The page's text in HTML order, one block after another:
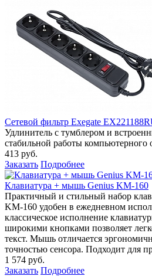
Сетевой фильтр Exegate
Удлинитель с тумблером и
стабильной работы компьютерного
413 руб.
Заказать Подробнее
Клавиатура + мышь Genius KM-160
Практичный и стильный набор
KM-160 удобен в ежедневном
классическое исполнение
широкими кнопками позволяет
текст. Мышь отличается
точностью сенсора. Подходит для
1 574 руб.
Заказать Подробнее